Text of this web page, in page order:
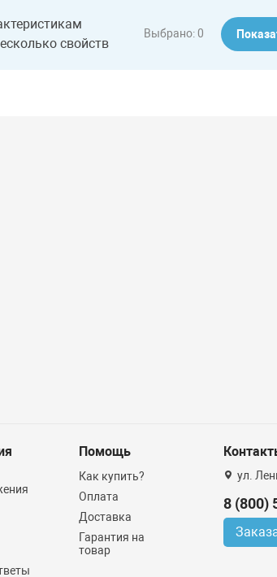
свойств
Выбрано:0
Помощь
Как купить?
Оплата
Доставка
Гарантия на
товар
ул.
8 (800)